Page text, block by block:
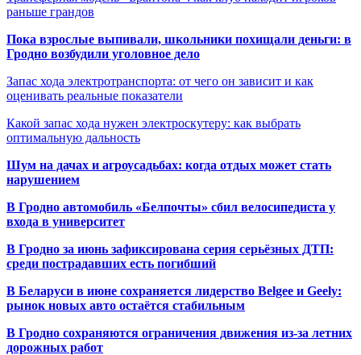
раньше грандов
Пока взрослые выпивали, школьники похищали деньги: в
Гродно возбудили уголовное дело
Запас хода электротранспорта: от чего он зависит и как
оценивать реальные показатели
Какой запас хода нужен электроскутеру: как выбрать
оптимальную дальность
Шум на дачах и агроусадьбах: когда отдых может стать
нарушением
В Гродно автомобиль «Белпочты» сбил велосипедиста у
входа в университет
В Гродно за июнь зафиксирована серия серьёзных ДТП:
среди пострадавших есть погибший
В Беларуси в июне сохраняется лидерство Belgee и Geely:
рынок новых авто остаётся стабильным
В Гродно сохраняются ограничения движения из-за летних
дорожных работ